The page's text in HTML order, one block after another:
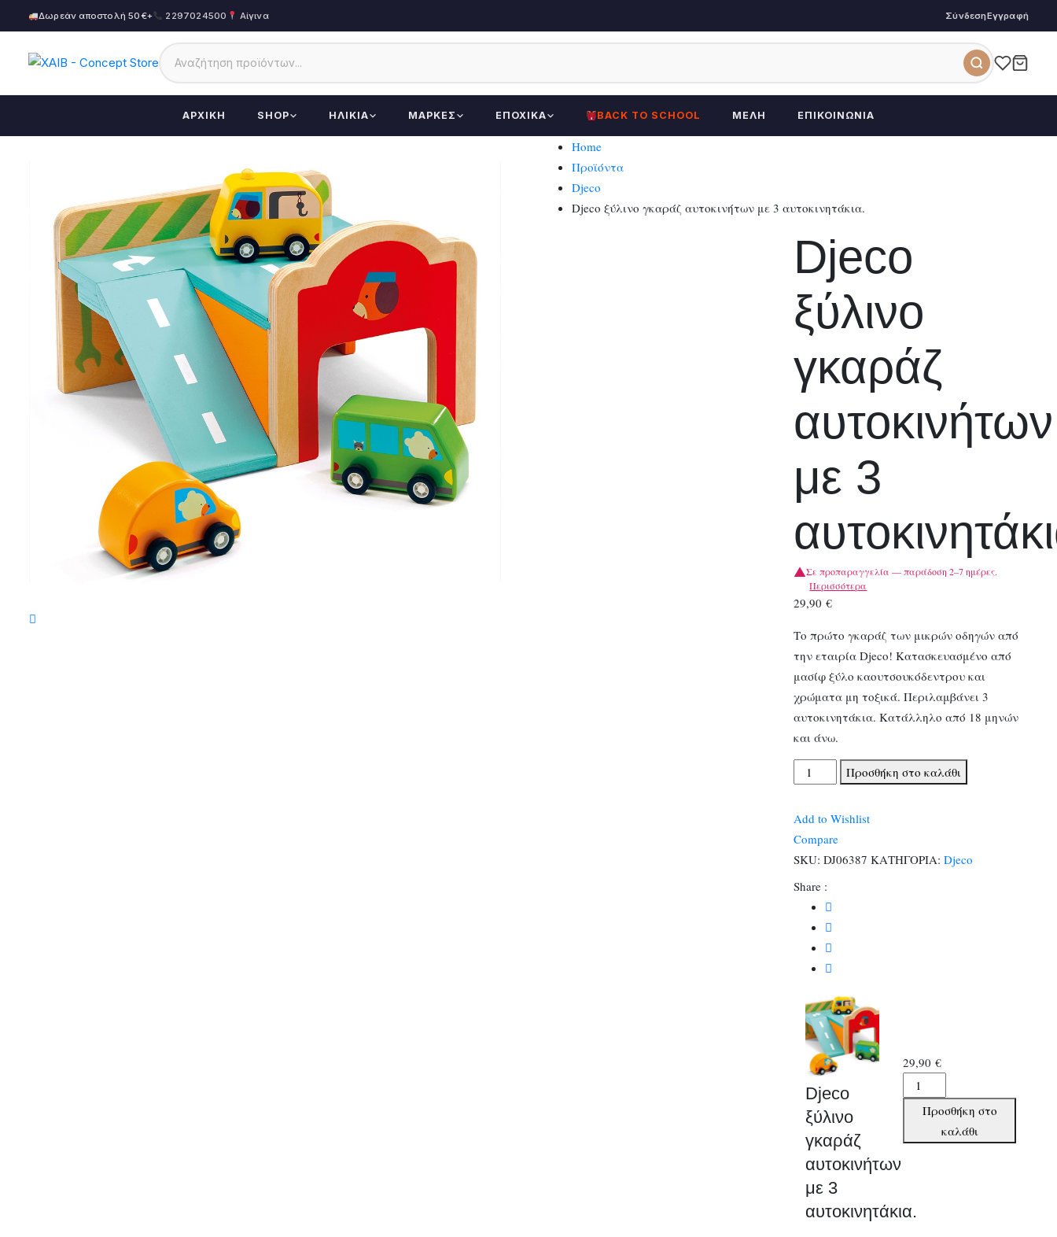
Δωρεάν αποστολή 50€+ 2297024500 Αίγινα ΣύνδεσηΕγγραφή
ΑΡΧΙΚΉ SHOP ΗΛΙΚΊΑ ΜΆΡΚΕΣ ΕΠΟΧΙΚΆ BACK TO SCHOOL ΜΈΛΗ ΕΠΙΚΟΙΝΩΝΊΑ
Home
Προϊόντα
Djeco
Djeco ξύλινο γκαράζ αυτοκινήτων με 3 αυτοκινητάκια.
Djeco
ξύλινο
γκαράζ
αυτοκινήτων
με 3
Σε προπαραγγελία — παράδοση 2–7 ημέρες.
Περισσότερα
29,90€
Το πρώτο γκαράζ των μικρών οδηγών από
την εταιρία Djeco! Κατασκευασμένο από
μασίφ ξύλο καουτσουκόδεντρου και
χρώματα μη τοξικά. Περιλαμβάνει 3
αυτοκινητάκια. Κατάλληλο από 18 μηνών
και άνω.
Djeco
ξύλινο
αυτοκινητάκια.
ποσότητα
Προσθήκη στο καλάθι
Add to Wishlist
Compare
SKU: DJ06387 ΚΑΤΗΓΟΡΙΑ: Djeco
Share :
Djeco
ξύλινο
γκαράζ
αυτοκινήτων
με 3
αυτοκινητάκια.
29,90€
Djeco
ξύλινο
αυτοκινήτων
αυτοκινητάκια.
Προσθήκη στο
καλάθι